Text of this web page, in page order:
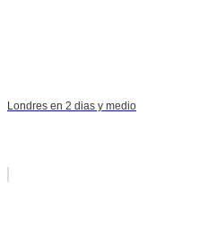
Londres en 2 dias y medio